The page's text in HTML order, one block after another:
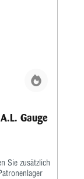
Gauge
Sie zusätzlich